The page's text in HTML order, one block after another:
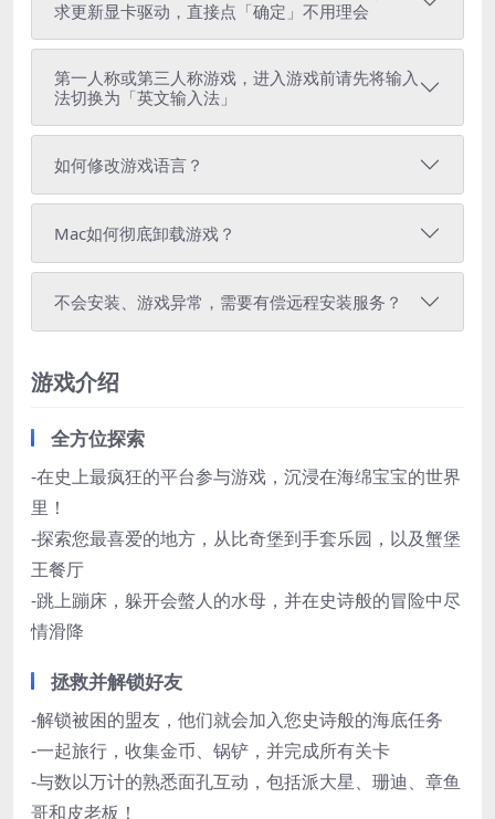
求更新显卡驱动，直接点「确定」不用理会
第一人称或第三人称游戏，进入游戏前请先将输入
法切换为「英文输入法」
如何修改游戏语言？
Mac如何彻底卸载游戏？
不会安装、游戏异常，需要有偿远程安装服务？
游戏介绍
全方位探索
-在史上最疯狂的平台参与游戏，沉浸在海绵宝宝的世界
里！
-探索您最喜爱的地方，从比奇堡到手套乐园，以及蟹堡
王餐厅
-跳上蹦床，躲开会螫人的水母，并在史诗般的冒险中尽
情滑降
拯救并解锁好友
-解锁被困的盟友，他们就会加入您史诗般的海底任务
-一起旅行，收集金币、锅铲，并完成所有关卡
-与数以万计的熟悉面孔互动，包括派大星、珊迪、章鱼
哥和皮老板！